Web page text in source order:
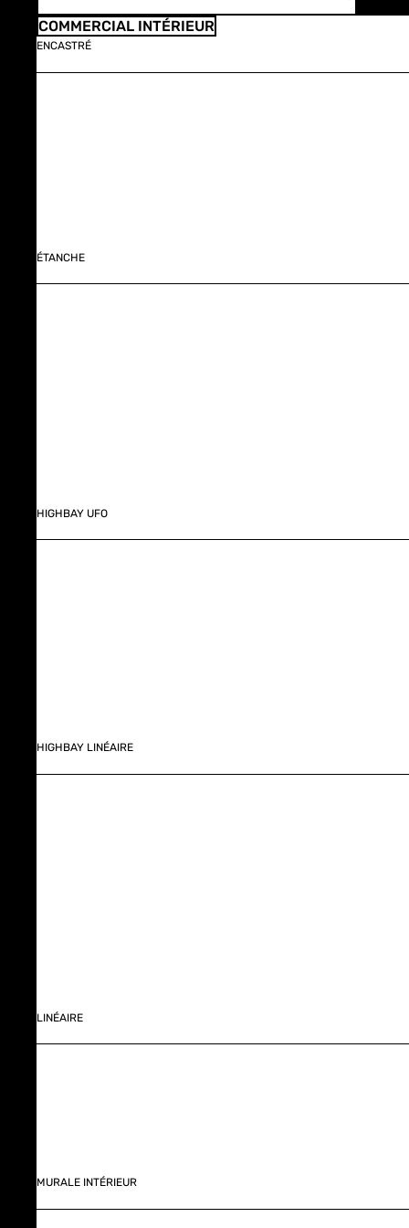
COMMERCIAL INTÉRIEUR
ENCASTRÉ
ÉTANCHE
HIGHBAY UFO
HIGHBAY LINÉAIRE
LINÉAIRE
MURALE INTÉRIEUR